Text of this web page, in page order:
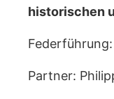
historischen
Partner: